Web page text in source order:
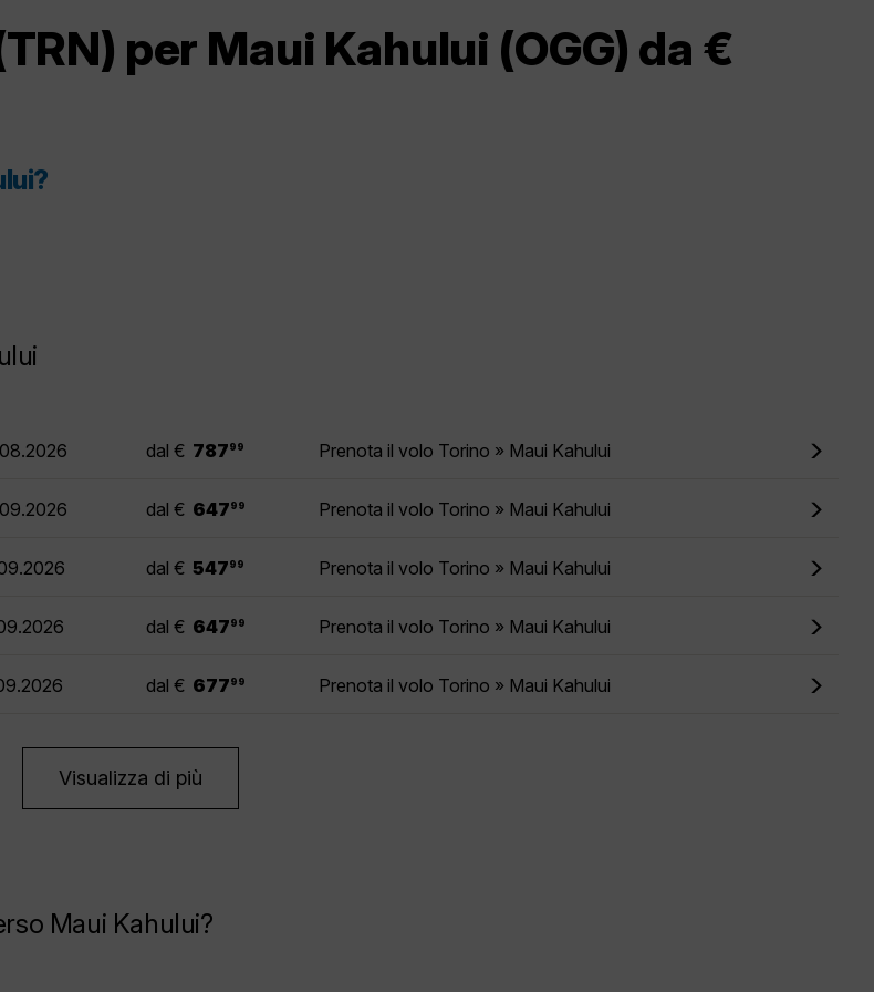
per Maui Kahului (OGG) da €
dal € 787 99 Prenota il volo Torino » Maui Kahului
dal € 647 99 Prenota il volo Torino » Maui Kahului
dal € 547 99 Prenota il volo Torino » Maui Kahului
dal € 647 99 Prenota il volo Torino » Maui Kahului
dal € 677 99 Prenota il volo Torino » Maui Kahului
Visualizza di più
Maui Kahului?